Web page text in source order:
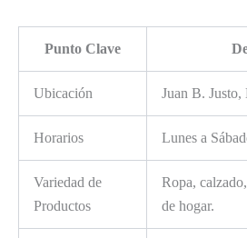
Punto Clave
Ubicación Juan B. Justo,
Horarios Lunes a
Variedad de
Productos
Ropa,
de hogar.